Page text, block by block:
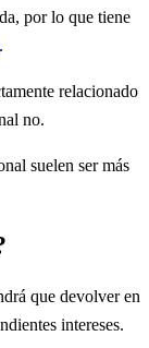
por lo que tiene
.
relacionado
no.
suelen ser más
que devolver en
intereses.